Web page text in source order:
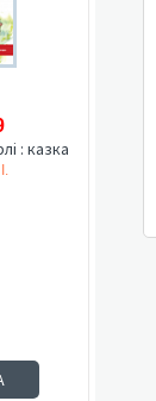
: казка